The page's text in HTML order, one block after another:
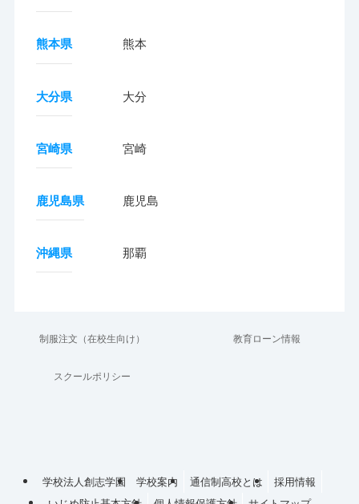
熊本県 熊本
大分県 大分
宮崎県 宮崎
鹿児島県 鹿児島
沖縄県 那覇
制服注文（在校生向け） 教育ローン情報
スクールポリシー
学校法人創志学園 学校案内 通信制高校とは
採用情報